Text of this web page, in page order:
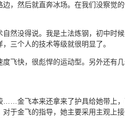
，然后就直奔冰场。在我们没察觉
然没得说。我是土法炼钢，初中时
三个人的技术等级就很明显了。
飞快，很彪悍的运动型。另外还有
金飞本来还拿来了护具给她带上
于金飞的指导，她主要采用主观上